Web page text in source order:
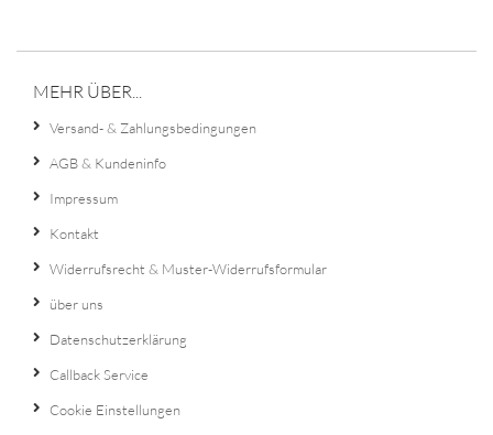
MEHR ÜBER...
Versand- & Zahlungsbedingungen
AGB & Kundeninfo
Impressum
Kontakt
Widerrufsrecht & Muster-Widerrufsformular
über uns
Datenschutzerklärung
Callback Service
Cookie Einstellungen